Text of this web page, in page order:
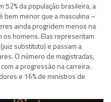
52% da população brasileira, a
bem menor que a masculina –
ainda progridem menos na
os homens. Elas representam
substituto) e passam a
O número de magistradas,
a progressão na carreira:
e 16% de ministros de